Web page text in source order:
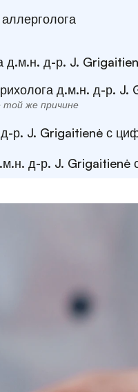
д.м.н. д-р. J.
д.м.н. д-р. J.
той же причине
р. J. Grigaitienė с
д-р. J.